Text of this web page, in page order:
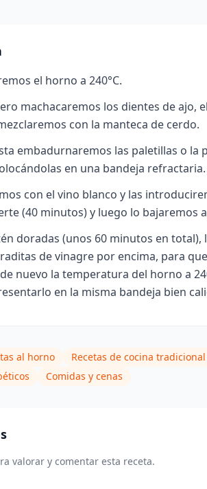
el horno a 240°C.
machacaremos los dientes de ajo,
con la manteca de cerdo.
embadurnaremos las paletillas o la
en una bandeja refractaria.
con el vino blanco y las
(40 minutos) y luego lo bajaremos a
doradas (unos 60 minutos en total),
de vinagre por encima, para
nuevo la temperatura del horno a
en la misma bandeja bien
al horno
Recetas de cocina tradicional
Comidas y cenas
valorar y comentar esta receta.